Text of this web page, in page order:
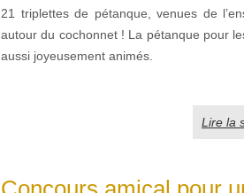
21 triplettes de pétanque, venues de
autour du cochonnet ! La pétanque pour
aussi joyeusement animés.
Lire la